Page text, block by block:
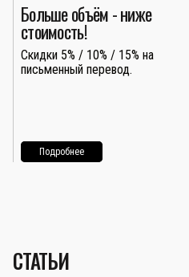
Больше объём - ниже
стоимость!
Скидки 5% / 10% / 15% на
письменный перевод.
Подробнее
СТАТЬИ